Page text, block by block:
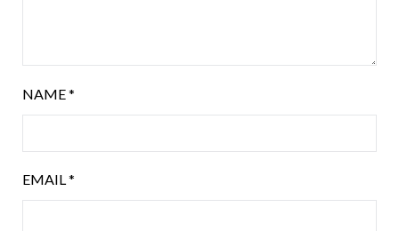
NAME*
EMAIL*